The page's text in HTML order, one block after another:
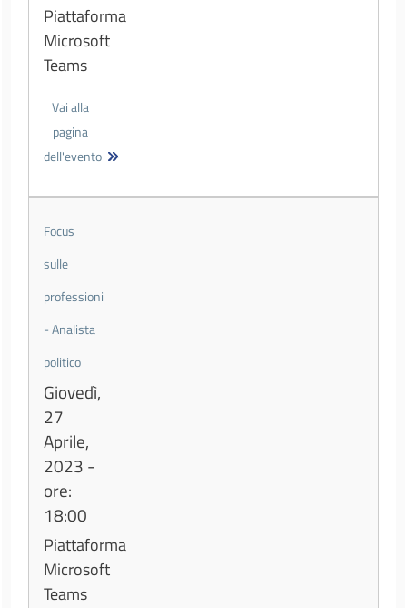
Piattaforma
Microsoft
Teams
Vai alla
pagina
dell'evento
Focus
sulle
professioni
- Analista
politico
Giovedì,
27
Aprile,
2023 -
ore:
18:00
Piattaforma
Microsoft
Teams